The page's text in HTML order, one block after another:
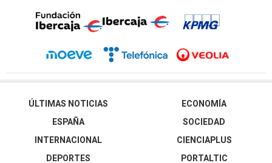
ÚLTIMAS NOTICIAS
ESPAÑA
INTERNACIONAL
DEPORTES
ECONOMÍA
SOCIEDAD
CIENCIAPLUS
PORTALTIC